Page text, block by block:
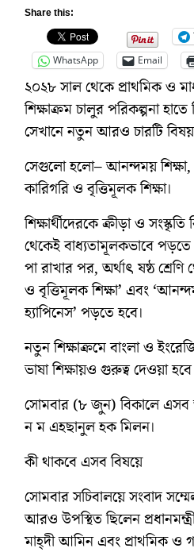
Share this:
WhatsApp
Email
২০২৮ সাল থেকে প্রাথমিক ও
শিক্ষাক্রম চালুর পরিকল্পনা
সেখানে নতুন আরও চারটি
সেগুলো হলো– আনন্দময় শিক্ষা,
কারিগরি ও বৃত্তিমূলক শিক্ষা।
শিক্ষার্থীদেরকে ক্রীড়া ও সংস্কৃতি
থেকেই বাধ্যতামূলকভাবে
পা রাখার পর, অর্থাৎ ষষ্ঠ
ও বৃত্তিমূলক শিক্ষা’ এবং
হ্যাপিনেস’ পড়তে হবে।
নতুন শিক্ষাক্রমে বাংলা ও
ভাষা শিক্ষায়ও গুরুত্ব দেওয়া
সোমবার (৮ জুন) বিকালে এসব
ন ম এহছানুল হক মিলন।
কী থাকবে এসব বিষয়ে
সোমবার সচিবালয়ে সংবাদ
আরও উপস্থিত ছিলেন
মাহ্দী আমিন এবং প্রাথমিক ও